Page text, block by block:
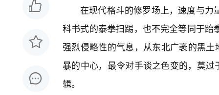
在现代格斗的修罗场上，速度与力
科书式的泰拳扫踢，也不完全等同于
强烈侵略性的气息，从东北广袤的黑
暴的中心，最令对手谈之色变的，莫
辑。